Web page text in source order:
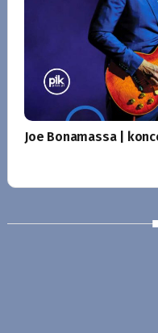
Joe Bonamassa |